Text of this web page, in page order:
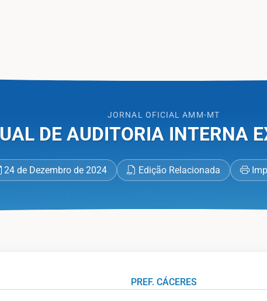
JORNAL OFICIAL AMM-MT
DE AUDITORIA INTERNA
24 de Dezembro de 2024 Edição Relacionada
PREF. CÁCERES